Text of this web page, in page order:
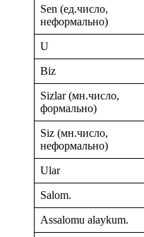
Sen (ед.число,
неформально)
U
Biz
Sizlar (мн.число,
формально)
Siz (мн.число,
неформально)
Ular
Salom.
Assalomu alaykum.